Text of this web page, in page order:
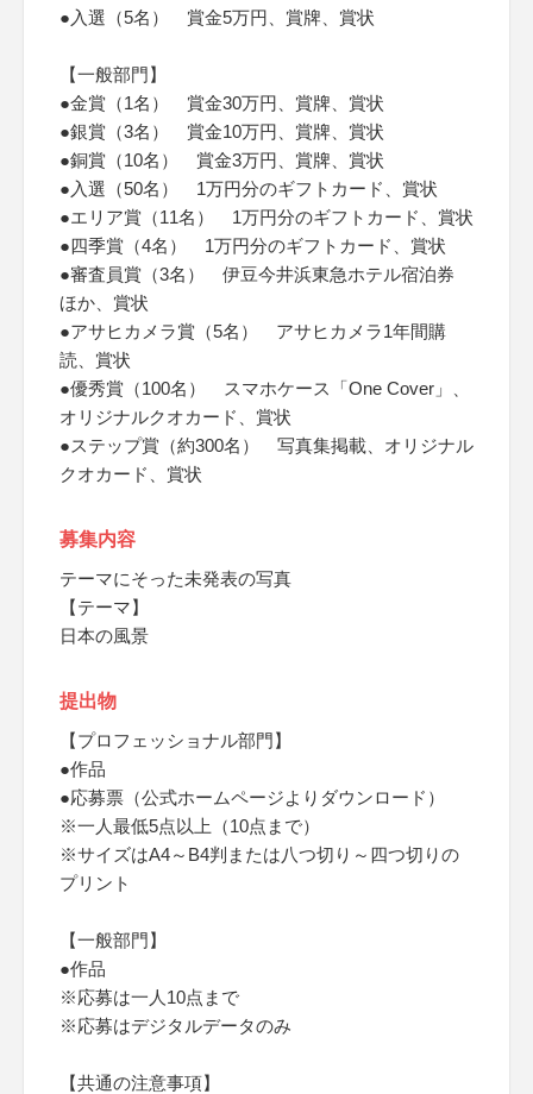
●入選（5名） 賞金5万円、賞牌、賞状
【一般部門】
●金賞（1名） 賞金30万円、賞牌、賞状
●銀賞（3名） 賞金10万円、賞牌、賞状
●銅賞（10名） 賞金3万円、賞牌、賞状
●入選（50名） 1万円分のギフトカード、賞状
●エリア賞（11名） 1万円分のギフトカード、賞状
●四季賞（4名） 1万円分のギフトカード、賞状
●審査員賞（3名） 伊豆今井浜東急ホテル宿泊券
ほか、賞状
●アサヒカメラ賞（5名） アサヒカメラ1年間購
読、賞状
●優秀賞（100名） スマホケース「One Cover」、
オリジナルクオカード、賞状
●ステップ賞（約300名） 写真集掲載、オリジナル
クオカード、賞状
募集内容
テーマにそった未発表の写真
【テーマ】
日本の風景
提出物
【プロフェッショナル部門】
●作品
●応募票（公式ホームページよりダウンロード）
※一人最低5点以上（10点まで）
※サイズはA4～B4判または八つ切り～四つ切りの
プリント
【一般部門】
●作品
※応募は一人10点まで
※応募はデジタルデータのみ
【共通の注意事項】